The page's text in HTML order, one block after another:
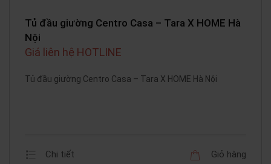
Tủ đầu giường Centro Casa – Tara X HOME Hà
Nội
Giá liên hệ HOTLINE
Tủ đầu giường Centro Casa – Tara X HOME Hà Nội
Giỏ hàng
Chi tiết